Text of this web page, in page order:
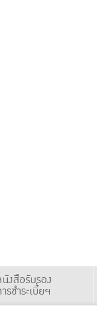
งสือรับรอง
รชำระเบี้ยฯ